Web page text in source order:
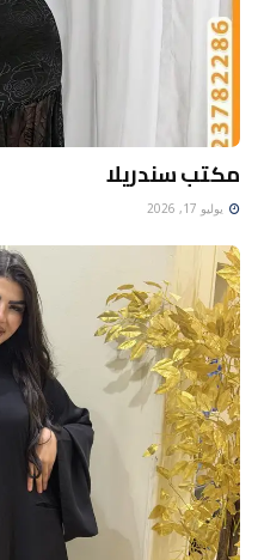
مكتب سندريلا
يوليو 17, 2026